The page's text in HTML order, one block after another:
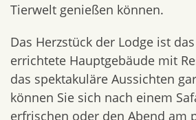
Tierwelt genießen können.
Das Herzstück der Lodge ist
errichtete Hauptgebäude mit
das spektakuläre Aussichten
können Sie sich nach einem
erfrischen oder den Abend am